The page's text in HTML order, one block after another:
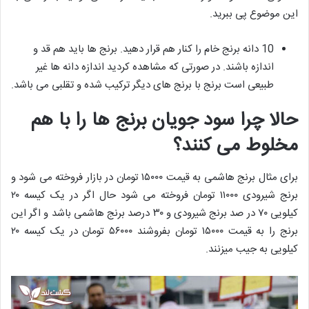
این موضوع پی ببرید.
10 دانه برنج خام را کنار هم قرار دهید. برنج ها باید هم قد و
اندازه باشند. در صورتی که مشاهده کردید اندازه دانه ها غیر
طبیعی است برنج با برنج های دیگر ترکیب شده و تقلبی می باشد.
حالا چرا سود جویان برنج ها را با هم
مخلوط می کنند؟
برای مثال برنج هاشمی به قیمت ۱۵۰۰۰ تومان در بازار فروخته می شود و
برنج شیرودی ۱۱۰۰۰ تومان فروخته می شود حال اگر در یک کیسه ۲۰
کیلویی ۷۰ در صد برنج شیرودی و ۳۰ درصد برنج هاشمی باشد و اگر این
برنج را به قیمت ۱۵۰۰۰ تومان بفروشند ۵۶۰۰۰ تومان در یک کیسه ۲۰
کیلویی به جیب میزنند.